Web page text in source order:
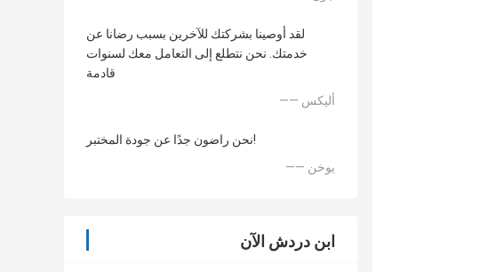
لقد أوصينا بشركتك للآخرين بسبب رضانا عن
خدمتك. نحن نتطلع إلى التعامل معك لسنوات
قادمة
—— أليكس
نحن راضون جدًا عن جودة المختبر!
—— يوخن
ابن دردش الآن